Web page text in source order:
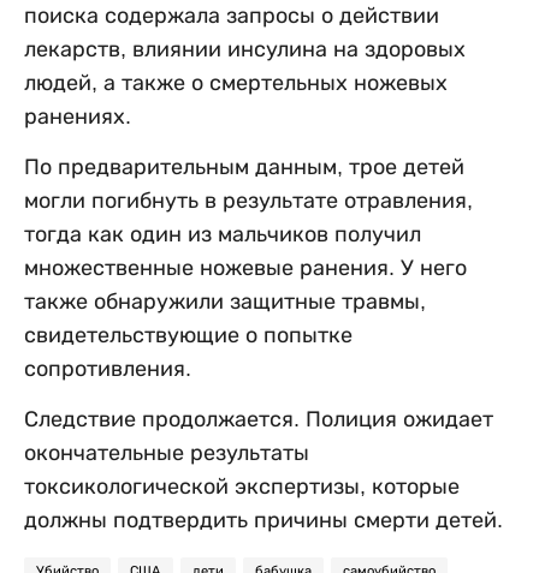
поиска содержала запросы о действии
лекарств, влиянии инсулина на здоровых
людей, а также о смертельных ножевых
ранениях.
По предварительным данным, трое детей
могли погибнуть в результате отравления,
тогда как один из мальчиков получил
множественные ножевые ранения. У него
также обнаружили защитные травмы,
свидетельствующие о попытке
сопротивления.
Следствие продолжается. Полиция ожидает
окончательные результаты
токсикологической экспертизы, которые
должны подтвердить причины смерти детей.